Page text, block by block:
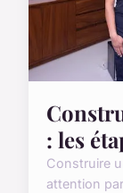
: les
Construire
attention